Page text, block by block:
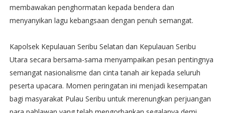
membawakan penghormatan kepada bendera dan
menyanyikan lagu kebangsaan dengan penuh semangat.
Kapolsek Kepulauan Seribu Selatan dan Kepulauan Seribu
Utara secara bersama-sama menyampaikan pesan pentingnya
semangat nasionalisme dan cinta tanah air kepada seluruh
peserta upacara. Momen peringatan ini menjadi kesempatan
bagi masyarakat Pulau Seribu untuk merenungkan perjuangan